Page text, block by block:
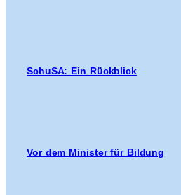
SchuSA: Ein Rückblick
Vor dem Minister für Bildung